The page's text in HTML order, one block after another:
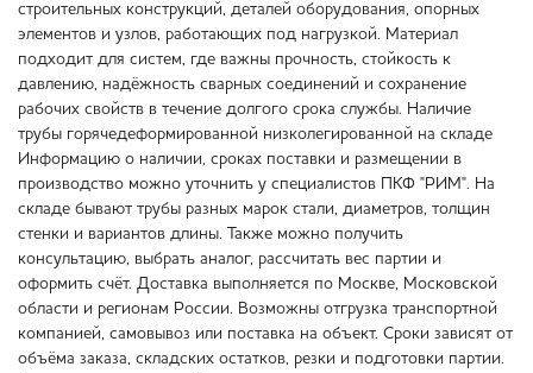
строительных конструкций, деталей оборудования, опорных
элементов и узлов, работающих под нагрузкой. Материал
подходит для систем, где важны прочность, стойкость к
давлению, надёжность сварных соединений и сохранение
рабочих свойств в течение долгого срока службы. Наличие
трубы горячедеформированной низколегированной на складе
Информацию о наличии, сроках поставки и размещении в
производство можно уточнить у специалистов ПКФ "РИМ". На
складе бывают трубы разных марок стали, диаметров, толщин
стенки и вариантов длины. Также можно получить
консультацию, выбрать аналог, рассчитать вес партии и
оформить счёт. Доставка выполняется по Москве, Московской
области и регионам России. Возможны отгрузка транспортной
компанией, самовывоз или поставка на объект. Сроки зависят от
объёма заказа, складских остатков, резки и подготовки партии.